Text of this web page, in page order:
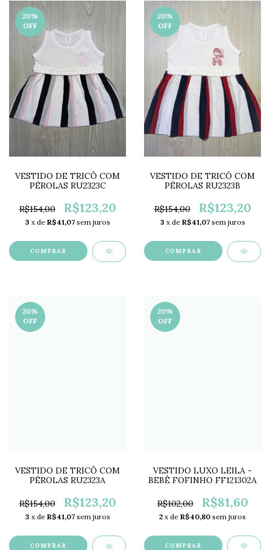
20%
OFF
VESTIDO DE TRICÔ COM
PÉROLAS RU2323C
R$154,00 R$123,20
3 x de R$41,07 sem juros
COMPRAR
20%
OFF
VESTIDO DE TRICÔ COM
PÉROLAS RU2323B
R$154,00 R$123,20
3 x de R$41,07 sem juros
COMPRAR
20%
OFF
VESTIDO DE TRICÔ COM
PÉROLAS RU2323A
R$154,00 R$123,20
3 x de R$41,07 sem juros
COMPRAR
20%
OFF
VESTIDO LUXO LEILA -
BEBÊ FOFINHO FF121302A
R$102,00 R$81,60
2 x de R$40,80 sem juros
COMPRAR